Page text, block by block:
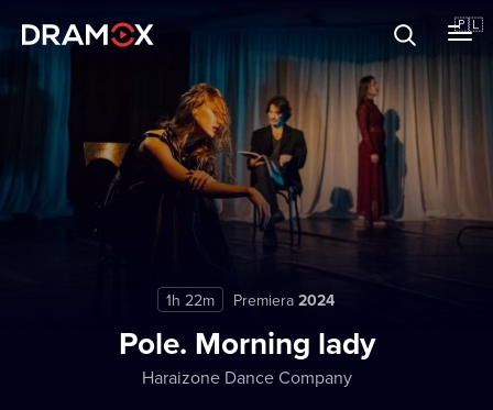
🇵🇱
Zarejestruj się
1h 22m Premiera 2024
Pole. Morning lady
Haraizone Dance Company